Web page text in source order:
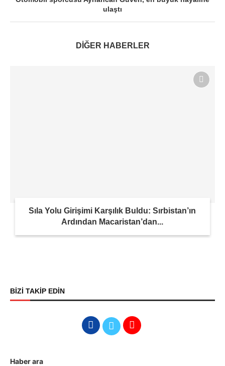
ulaştı
DİĞER HABERLER
Sıla Yolu Girişimi Karşılık Buldu: Sırbistan’ın
Ardından Macaristan’dan...
BİZİ TAKİP EDİN
Haber ara